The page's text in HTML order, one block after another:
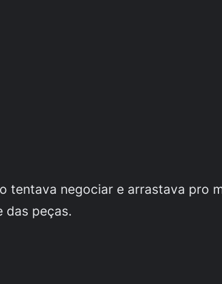
tentava negociar e arrastava pro
das peças.